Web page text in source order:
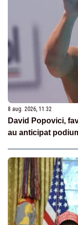
8 aug. 2026, 11:32
David Popovici,
au anticipat